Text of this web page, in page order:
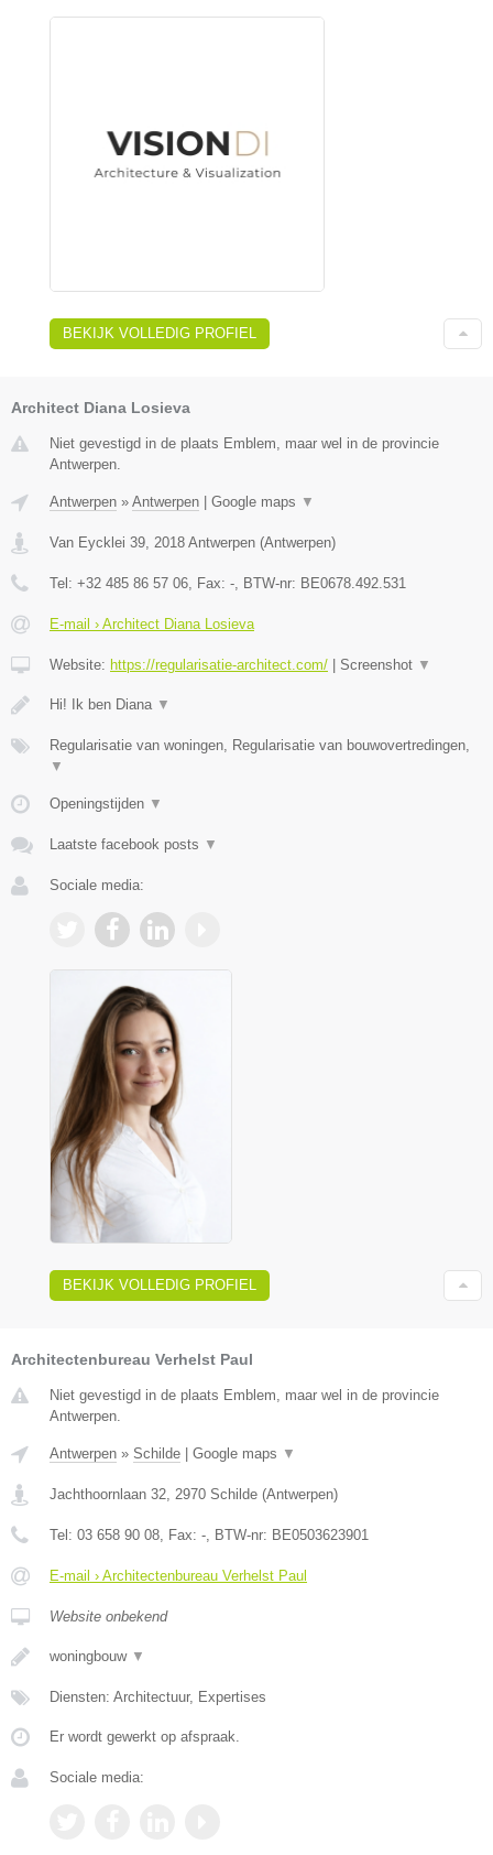
BEKIJK VOLLEDIG PROFIEL
Architect Diana Losieva
Niet gevestigd in de plaats Emblem, maar wel in de provincie
Antwerpen.
Antwerpen » Antwerpen Google maps ▼
Van Eycklei 39 2018 Antwerpen (Antwerpen)
Tel: +32 485 86 57 06 , Fax: - , BTW-nr: BE0678.492.531
E-mail › Architect Diana Losieva
Website: https://regularisatie-architect.com/ Screenshot ▼
Hi! Ik ben Diana ▼
Regularisatie van woningen, Regularisatie van bouwovertredingen,
▼
Openingstijden ▼
Laatste facebook posts ▼
Sociale media:
BEKIJK VOLLEDIG PROFIEL
Architectenbureau Verhelst Paul
Niet gevestigd in de plaats Emblem, maar wel in de provincie
Antwerpen.
Antwerpen » Schilde | Google maps ▼
Jachthoornlaan 32 2970 Schilde (Antwerpen)
Tel: 03 658 90 08 , Fax: - , BTW-nr: BE0503623901
E-mail › Architectenbureau Verhelst Paul
Website onbekend
woningbouw ▼
Diensten: Architectuur, Expertises
Er wordt gewerkt op afspraak.
Sociale media: